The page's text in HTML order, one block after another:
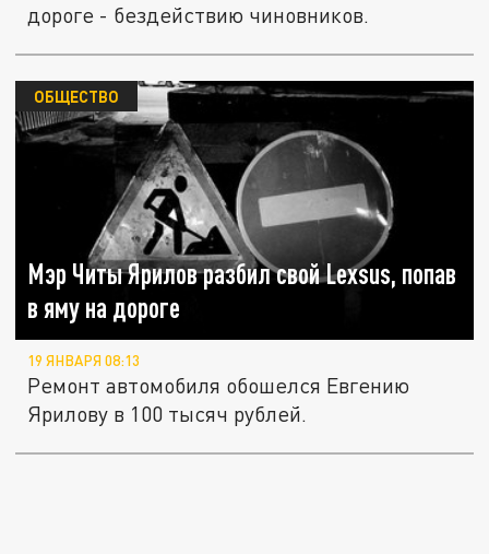
дороге - бездействию чиновников.
Мэр Читы Ярилов разбил свой Lexsus, попав
в яму на дороге
ОБЩЕСТВО
19 ЯНВАРЯ 08:13
Ремонт автомобиля обошелся Евгению
Ярилову в 100 тысяч рублей.